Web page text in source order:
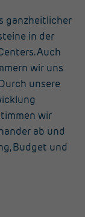
ganzheitlicher
in der
Auch
wir uns
unsere
wir
ab und
Budget und